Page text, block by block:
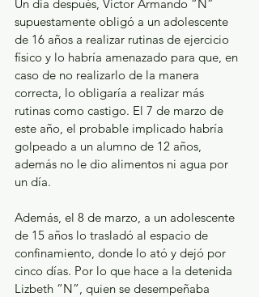
Un día después, Víctor Armando “N”
supuestamente obligó a un adolescente
de 16 años a realizar rutinas de ejercicio
físico y lo habría amenazado para que, en
caso de no realizarlo de la manera
correcta, lo obligaría a realizar más
rutinas como castigo. El 7 de marzo de
este año, el probable implicado habría
golpeado a un alumno de 12 años,
además no le dio alimentos ni agua por
un día.
Además, el 8 de marzo, a un adolescente
de 15 años lo trasladó al espacio de
confinamiento, donde lo ató y dejó por
cinco días. Por lo que hace a la detenida
Lizbeth “N”, quien se desempeñaba